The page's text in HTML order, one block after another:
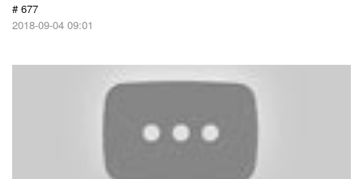
# 677
2018-09-04 09:01